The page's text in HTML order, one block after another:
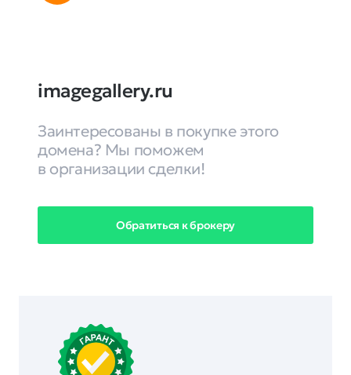
imagegallery.ru
Заинтересованы в покупке этого
домена? Мы поможем
в организации сделки!
Обратиться к брокеру